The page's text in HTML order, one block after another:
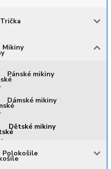
Trička
Mikiny
Pánské mikiny
Dámské mikiny
Dětské mikiny
Polokošile